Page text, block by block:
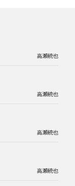
高瀬統也
高瀬統也
高瀬統也
高瀬統也